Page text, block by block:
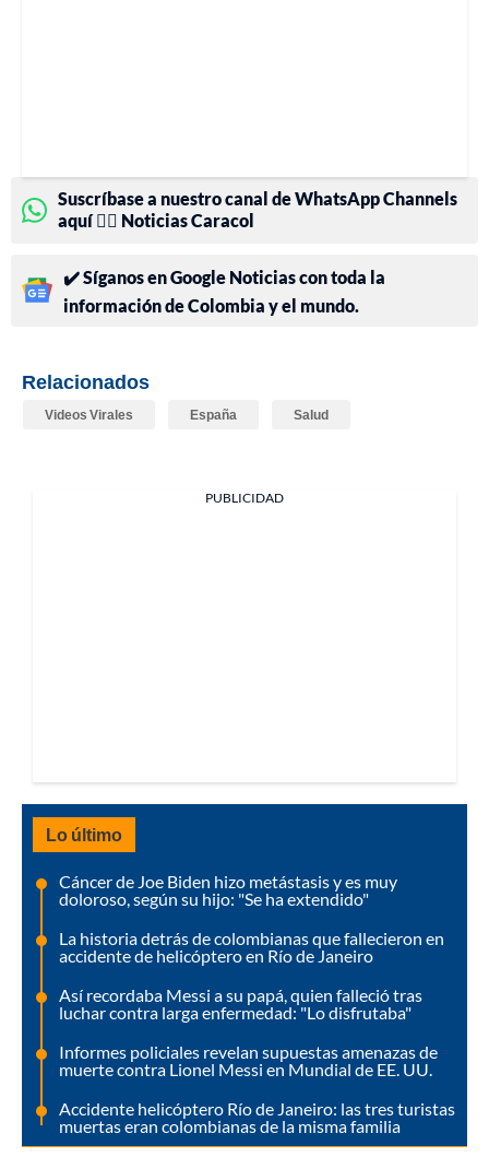
Suscríbase a nuestro canal de WhatsApp Channels
aquí 👉🏻 Noticias Caracol
✔️ Síganos en Google Noticias con toda la
información de Colombia y el mundo.
Relacionados
Videos Virales España Salud
PUBLICIDAD
Lo último
Cáncer de Joe Biden hizo metástasis y es muy
doloroso, según su hijo: "Se ha extendido"
La historia detrás de colombianas que fallecieron en
accidente de helicóptero en Río de Janeiro
Así recordaba Messi a su papá, quien falleció tras
luchar contra larga enfermedad: "Lo disfrutaba"
Informes policiales revelan supuestas amenazas de
muerte contra Lionel Messi en Mundial de EE. UU.
Accidente helicóptero Río de Janeiro: las tres turistas
muertas eran colombianas de la misma familia